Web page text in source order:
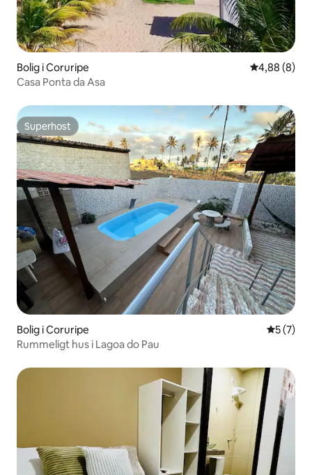
Bolig i Coruripe 4,88 ud af 5
4,88 (8)
Casa Ponta da Asa
Superhost
Superhost
Bolig i Coruripe 5 ud af 5
5 (7)
Rummeligt hus i Lagoa do Pau